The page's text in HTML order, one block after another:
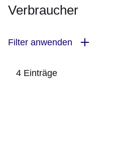
Verbraucher
Filter anwenden
4 Einträge